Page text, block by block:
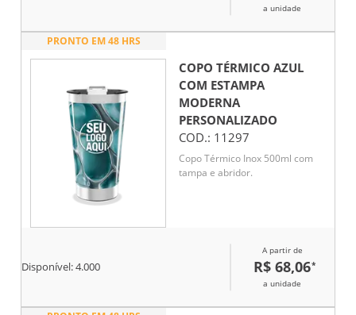
a unidade
PRONTO EM 48 HRS
COPO TÉRMICO AZUL
COM ESTAMPA
MODERNA
PERSONALIZADO
COD.: 11297
Copo Térmico Inox 500ml com
tampa e abridor.
Disponível:4.000
A partir de
R$ 68,06*
a unidade